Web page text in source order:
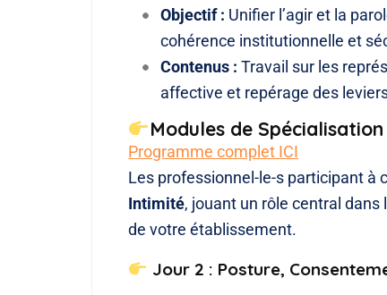
Objectif : Unifier l’agir et la
cohérence institutionnelle et
Contenus : Travail sur les
affective et repérage des
Modules de
Programme complet ICI
Les professionnel-le-s participant à
Intimité, jouant un rôle central
de votre établissement.
Jour 2 : Posture,